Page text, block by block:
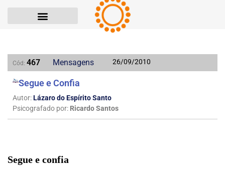
Cód: 467 Mensagens 26/09/2010
Segue e Confia
Autor:Lázaro do Espírito Santo
Psicografado por: Ricardo Santos
Segue e confia